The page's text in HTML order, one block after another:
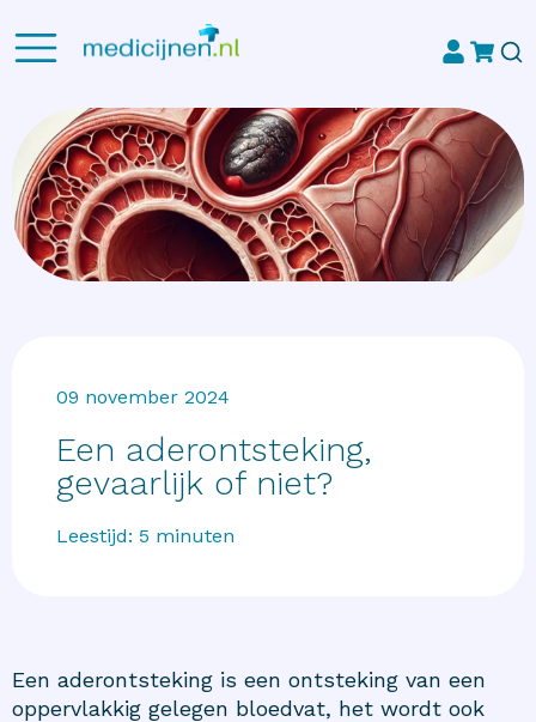
09 november 2024
Een aderontsteking,
gevaarlijk of niet?
Leestijd: 5 minuten
Een aderontsteking is een ontsteking van een
oppervlakkig gelegen bloedvat, het wordt ook